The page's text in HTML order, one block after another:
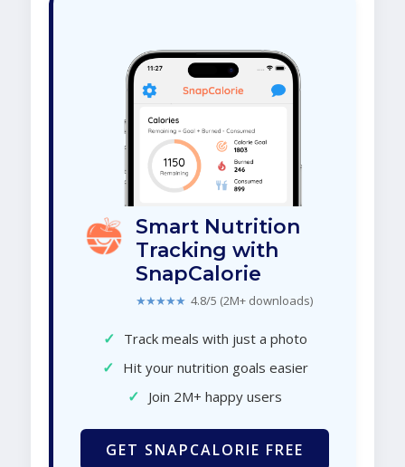
Smart Nutrition
Tracking with
SnapCalorie
★★★★★ 4.8/5 (2M+ downloads)
✓ Track meals with just a photo
✓ Hit your nutrition goals easier
✓ Join 2M+ happy users
GET SNAPCALORIE FREE